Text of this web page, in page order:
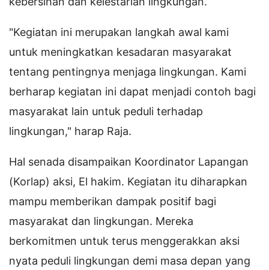
"Kegiatan ini merupakan langkah awal kami
untuk meningkatkan kesadaran masyarakat
tentang pentingnya menjaga lingkungan. Kami
berharap kegiatan ini dapat menjadi contoh bagi
masyarakat lain untuk peduli terhadap
lingkungan," harap Raja.
Hal senada disampaikan Koordinator Lapangan
(Korlap) aksi, El hakim. Kegiatan itu diharapkan
mampu memberikan dampak positif bagi
masyarakat dan lingkungan. Mereka
berkomitmen untuk terus menggerakkan aksi
nyata peduli lingkungan demi masa depan yang